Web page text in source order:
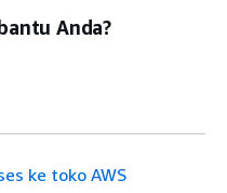
Anda?
ke toko AWS